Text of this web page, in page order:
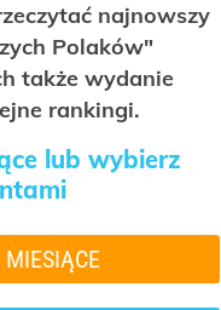
najnowszy
Polaków"
także wydanie
rankingi.
lub wybierz